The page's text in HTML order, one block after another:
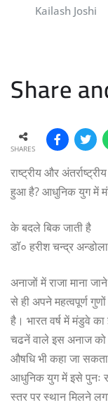
Kailash Joshi
Share
SHARES
राष्ट्रीय और
हुआ है? आधुनिक युग में
के बदले बिक जाती है
डॉ० हरीश चन्द्र अन्डोला
अनाजों में राजा माना
से ही अपने महत्वपूर्ण
है। भारत वर्ष में मंडुवे
चढनें वाले इस अनाज को
औषधि भी कहा जा
आधुनिक युग में इसे पुनः
स्तर पर स्थान मिलने